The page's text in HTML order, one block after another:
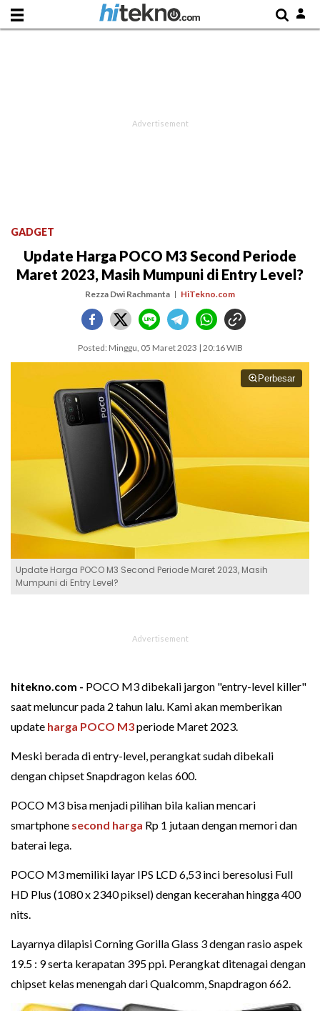
GADGET
Update Harga POCO M3 Second Periode
Maret 2023, Masih Mumpuni di Entry Level?
Rezza Dwi Rachmanta HiTekno.com
Posted: Minggu, 05 Maret 2023 | 20:16 WIB
Perbesar
Update Harga POCO M3 Second Periode Maret 2023, Masih
Mumpuni di Entry Level?
hitekno.com - POCO M3 dibekali jargon "entry-level killer"
saat meluncur pada 2 tahun lalu. Kami akan memberikan
update harga POCO M3periode Maret 2023.
Meski berada di entry-level, perangkat sudah dibekali
dengan chipset Snapdragon kelas 600.
POCO M3 bisa menjadi pilihan bila kalian mencari
smartphone second harga Rp 1 jutaan dengan memori dan
baterai lega.
POCO M3 memiliki layar IPS LCD 6,53 inci beresolusi Full
HD Plus (1080 x 2340 piksel) dengan kecerahan hingga 400
nits.
Layarnya dilapisi Corning Gorilla Glass 3 dengan rasio aspek
19.5 : 9 serta kerapatan 395 ppi. Perangkat ditenagai dengan
chipset kelas menengah dari Qualcomm, Snapdragon 662.